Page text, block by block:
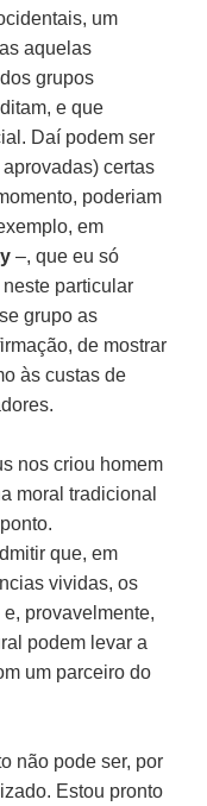
um
aquelas
grupos
e que
Daí podem ser
certas
poderiam
em
–, que eu só
particular
grupo as
de mostrar
às custas de
nos criou homem
moral tradicional
que, em
vividas, os
provavelmente,
podem levar a
um parceiro do
não pode ser, por
Estou pronto